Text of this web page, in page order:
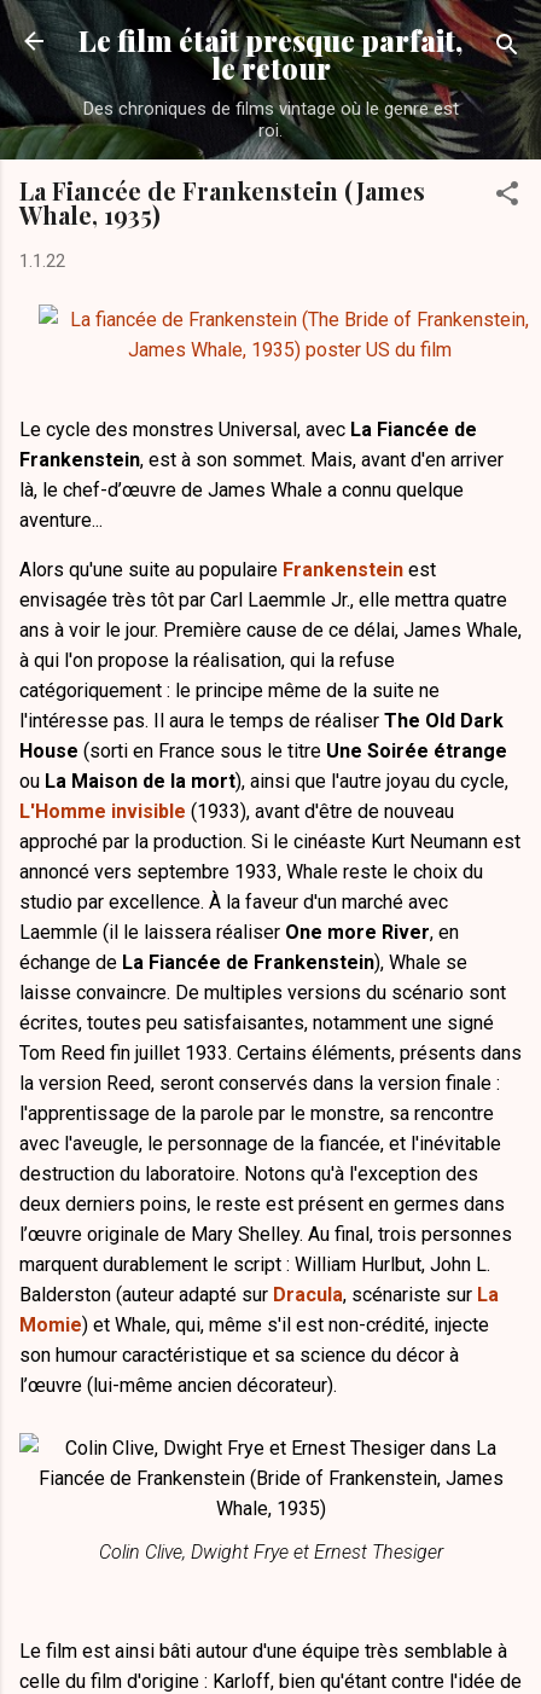
Accéder au contenu principal
Le film était presque parfait,
le retour
Des chroniques de films vintage où le genre est
roi.
La Fiancée de Frankenstein (James
Whale, 1935)
1.1.22
Le cycle des monstres Universal, avec La Fiancée de
Frankenstein, est à son sommet. Mais, avant d'en arriver
là, le chef-d’œuvre de James Whale a connu quelque
aventure...
Alors qu'une suite au populaire Frankenstein est
envisagée très tôt par Carl Laemmle Jr., elle mettra quatre
ans à voir le jour. Première cause de ce délai, James Whale,
à qui l'on propose la réalisation, qui la refuse
catégoriquement : le principe même de la suite ne
l'intéresse pas. Il aura le temps de réaliser The Old Dark
House (sorti en France sous le titre Une Soirée étrange
ou La Maison de la mort), ainsi que l'autre joyau du cycle,
L'Homme invisible (1933), avant d'être de nouveau
approché par la production. Si le cinéaste Kurt Neumann est
annoncé vers septembre 1933, Whale reste le choix du
studio par excellence. À la faveur d'un marché avec
Laemmle (il le laissera réaliser One more River, en
échange de La Fiancée de Frankenstein), Whale se
laisse convaincre. De multiples versions du scénario sont
écrites, toutes peu satisfaisantes, notamment une signé
Tom Reed fin juillet 1933. Certains éléments, présents dans
la version Reed, seront conservés dans la version finale :
l'apprentissage de la parole par le monstre, sa rencontre
avec l'aveugle, le personnage de la fiancée, et l'inévitable
destruction du laboratoire. Notons qu'à l'exception des
deux derniers poins, le reste est présent en germes dans
l’œuvre originale de Mary Shelley. Au final, trois personnes
marquent durablement le script : William Hurlbut, John L.
Balderston (auteur adapté sur Dracula, scénariste sur La
Momie) et Whale, qui, même s'il est non-crédité, injecte
son humour caractéristique et sa science du décor à
l’œuvre (lui-même ancien décorateur).
Colin Clive, Dwight Frye et Ernest Thesiger
Le film est ainsi bâti autour d'une équipe très semblable à
celle du film d'origine : Karloff, bien qu'étant contre l'idée de